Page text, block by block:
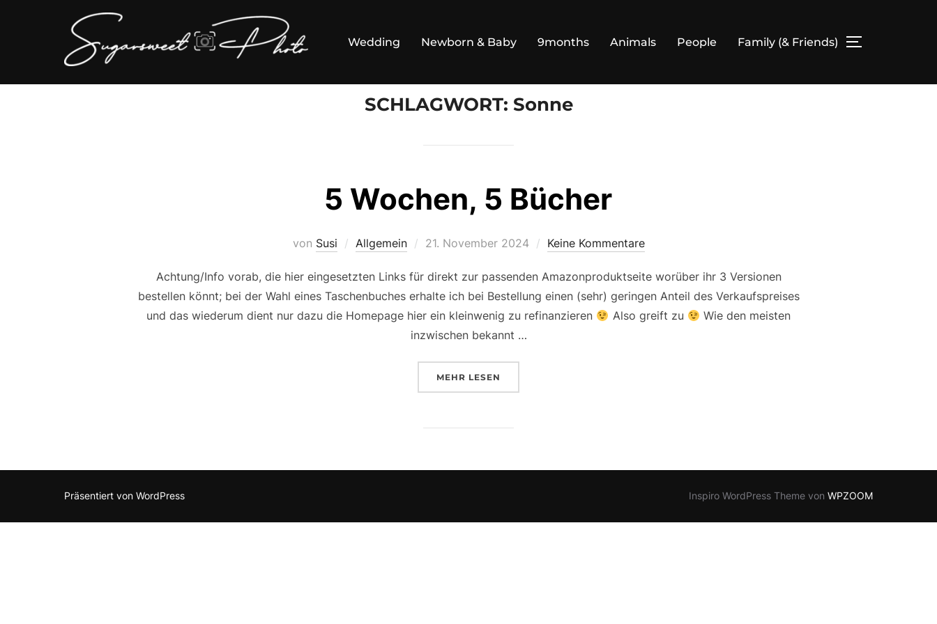
Wedding Newborn & Baby 9months Animals People Family (& Friends)
SCHLAGWORT: Sonne
5 Wochen, 5 Bücher
von Susi Allgemein
Veröffentlicht
21. November 2024 Keine Kommentare
Achtung/Info vorab, die hier eingesetzten Links für direkt zur passenden Amazonproduktseite worüber ihr 3 Versionen
bestellen könnt; bei der Wahl eines Taschenbuches erhalte ich bei Bestellung einen (sehr) geringen Anteil des Verkaufspreises
und das wiederum dient nur dazu die Homepage hier ein kleinwenig zu refinanzieren
Also greift zu
Wie den meisten
inzwischen bekannt …
MEHR ÜBER „5 WOCHEN, 5 BÜCHER“
LESEN
Präsentiert von WordPress Inspiro WordPress Theme von WPZOOM